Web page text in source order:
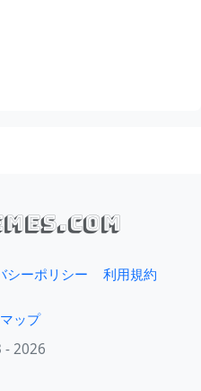
シーポリシー 利用規約
ップ
2026